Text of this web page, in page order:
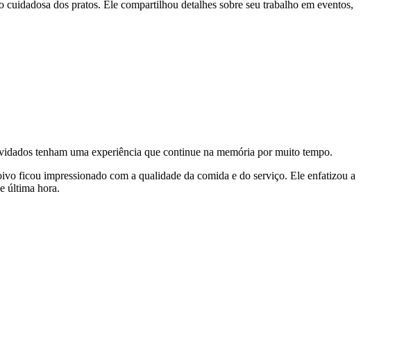
dos pratos. Ele compartilhou detalhes sobre seu trabalho em eventos,
tenham uma experiência que continue na memória por muito tempo.
ficou impressionado com a qualidade da comida e do serviço. Ele enfatizou a
última hora.